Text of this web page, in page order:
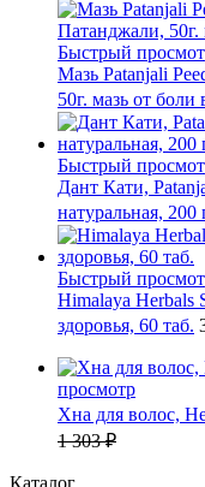
Быстрый
Мазь Patanjali
50г. мазь от боли
Быстрый
Дант Кати,
натуральная, 200
Быстрый
Himalaya Herbals
здоровья, 60 таб.
просмотр
Хна для волос,
1 303 ₽